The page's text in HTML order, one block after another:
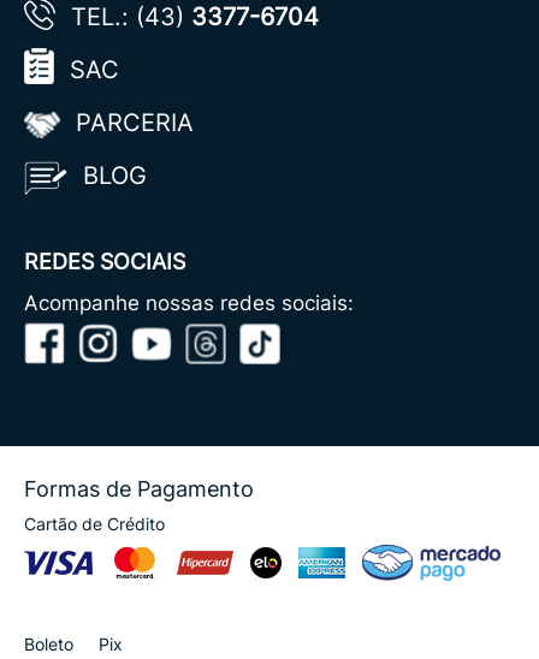
TEL.: (43) 3377-6704
SAC
PARCERIA
BLOG
REDES SOCIAIS
Acompanhe nossas redes sociais:
Formas de Pagamento
Cartão de Crédito
Boleto Pix